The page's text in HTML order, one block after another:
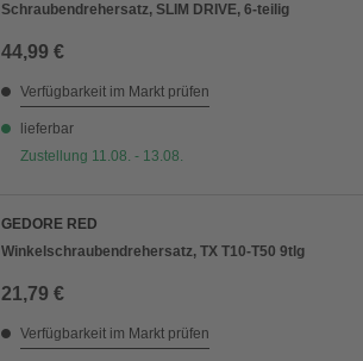
Schraubendrehersatz, SLIM DRIVE, 6-teilig
44,99 €
Verfügbarkeit im Markt prüfen
lieferbar
Zustellung 11.08. - 13.08.
GEDORE RED
Winkelschraubendrehersatz, TX T10-T50 9tlg
21,79 €
Verfügbarkeit im Markt prüfen